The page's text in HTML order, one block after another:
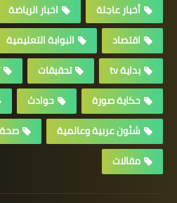
أخبار عاجلة اخبار الرياضة
اقتصاد
البوابة التعليمية
بداية tv
تحقيقات
حكاية صورة
حوادث
شئون عربية وعالمية
صحة
مقالات